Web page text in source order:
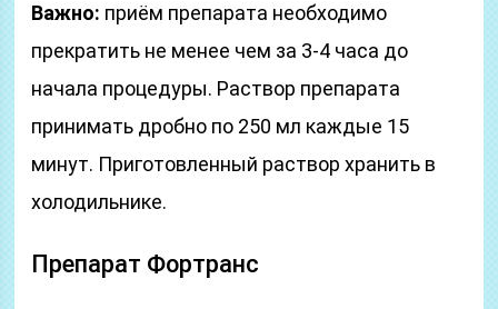
Важно: приём препарата необходимо
прекратить не менее чем за 3-4 часа до
начала процедуры. Раствор препарата
принимать дробно по 250 мл каждые 15
минут. Приготовленный раствор хранить в
холодильнике.
Препарат Фортранс